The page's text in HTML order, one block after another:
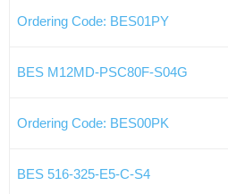
Ordering Code: BES01PY
BES M12MD-PSC80F-S04G
Ordering Code: BES00PK
BES 516-325-E5-C-S4